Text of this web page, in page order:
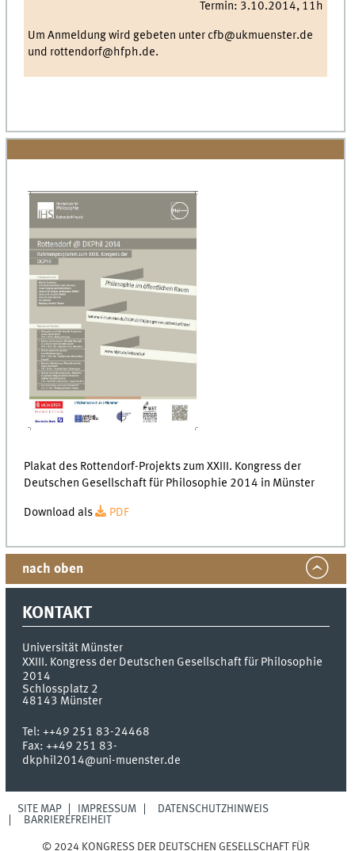
Termin: 3.10.2014, 11h
Um Anmeldung wird gebeten unter cfb@ukmuenster.de
und rottendorf@hfph.de.
Plakat des Rottendorf-Projekts zum XXIII. Kongress der
Deutschen Gesellschaft für Philosophie 2014 in Münster
Download als PDF
nach oben
KONTAKT
Universität Münster
XXIII. Kongress der Deutschen Gesellschaft für Philosophie
2014
Schlossplatz 2
48143 Münster
Tel:++49 251 83-24468
Fax:++49 251 83-
dkphil2014@uni-muenster.de
SITE MAP IMPRESSUM
DATENSCHUTZHINWEIS
BARRIEREFREIHEIT
© 2024 KONGRESS DER DEUTSCHEN GESELLSCHAFT FÜR